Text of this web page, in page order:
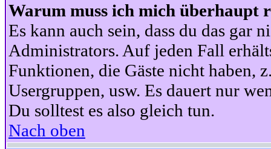
Warum muss ich mich überhaupt
Es kann auch sein, dass du das gar
Administrators. Auf jeden Fall
Funktionen, die Gäste nicht haben,
Usergruppen, usw. Es dauert nur
Du solltest es also gleich tun.
Nach oben